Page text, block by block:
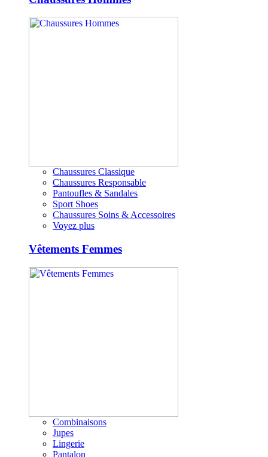
Chaussures Classique
Chaussures Responsable
Pantoufles & Sandales
Sport Shoes
Chaussures Soins & Accessoires
Voyez plus
Vêtements Femmes
Combinaisons
Jupes
Lingerie
Pantalon